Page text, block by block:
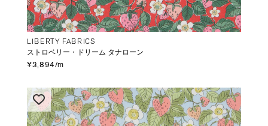
LIBERTY FABRICS
ストロベリー・ドリーム タナローン
¥3,894/m